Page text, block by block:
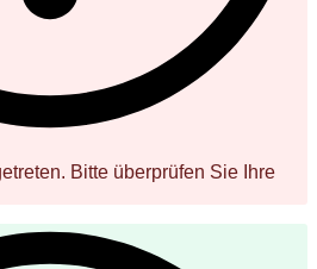
Bitte überprüfen Sie Ihre